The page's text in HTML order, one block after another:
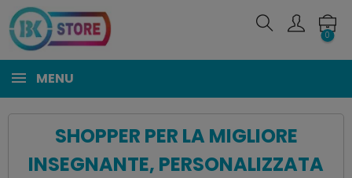
0
MENU
SHOPPER PER LA MIGLIORE
INSEGNANTE, PERSONALIZZATA